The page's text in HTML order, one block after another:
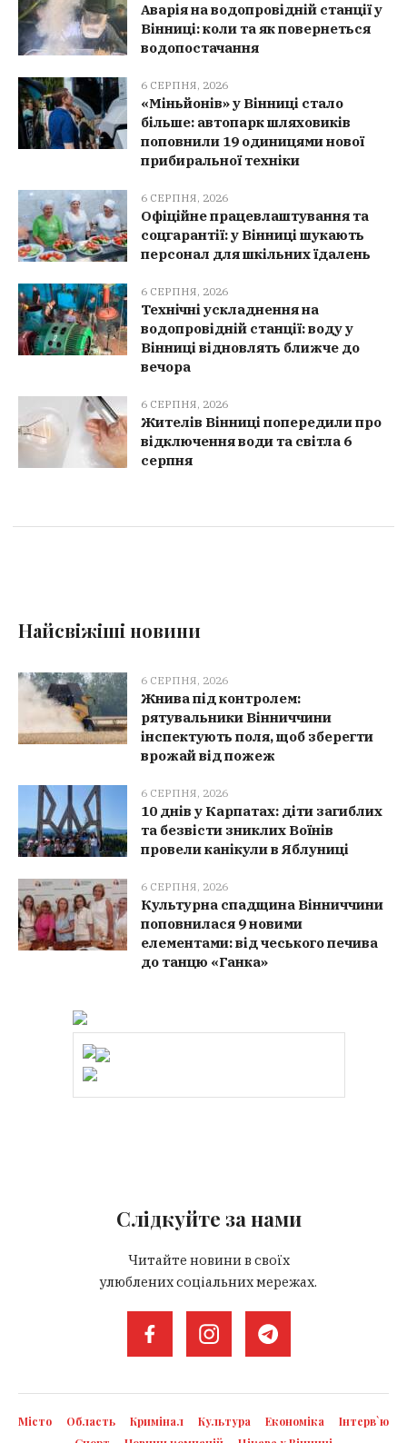
Аварія на водопровідній станції у
Вінниці: коли та як повернеться
водопостачання
6 СЕРПНЯ, 2026
«Міньйонів» у Вінниці стало
більше: автопарк шляховиків
поповнили 19 одиницями нової
прибиральної техніки
6 СЕРПНЯ, 2026
Офіційне працевлаштування та
соцгарантії: у Вінниці шукають
персонал для шкільних їдалень
6 СЕРПНЯ, 2026
Технічні ускладнення на
водопровідній станції: воду у
Вінниці відновлять ближче до
вечора
6 СЕРПНЯ, 2026
Жителів Вінниці попередили про
відключення води та світла 6
серпня
Найсвіжіші новини
6 СЕРПНЯ, 2026
Жнива під контролем:
рятувальники Вінниччини
інспектують поля, щоб зберегти
врожай від пожеж
6 СЕРПНЯ, 2026
10 днів у Карпатах: діти загиблих
та безвісти зниклих Воїнів
провели канікули в Яблуниці
6 СЕРПНЯ, 2026
Культурна спадщина Вінниччини
поповнилася 9 новими
елементами: від чеського печива
до танцю «Ганка»
Слідкуйте за нами
Читайте новини в своїх
улюблених соціальних мережах.
Місто Область Кримінал Культура Економіка
Інтерв`ю